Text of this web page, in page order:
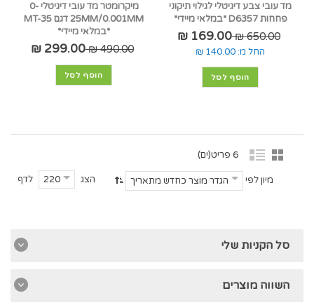
מד עובי צבע דיגיטלי לגילוי תיקוני
פחחות D6357 *במלאי מיידי*
650.00 ₪
169.00 ₪
החל מ: 140.00 ₪
הוסף לסל
מיקרומטר מד עובי דיגיטלי 0-
25MM/0.001MM דגם MT-35
*במלאי מיידי*
490.00 ₪
299.00 ₪
הוסף לסל
6 פריט(ים)
הצג 220 לדף מיון לפי הגדר מוצר כחדש מתאריך
סל הקניות שלי
השווה מוצרים